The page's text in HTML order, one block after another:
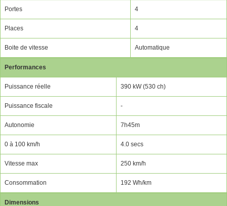
Portes 4
Places 4
Boite de vitesse Automatique
Performances
Puissance réelle 390 kW (530 ch)
Puissance fiscale -
Autonomie 7h45m
0 à 100 km/h 4.0 secs
Vitesse max 250 km/h
Consommation 192 Wh/km
Dimensions